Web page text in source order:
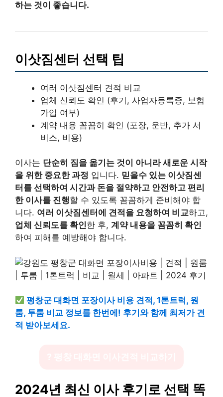
하는 것이 좋습니다.
이삿짐센터 선택 팁
여러 이삿짐센터 견적 비교
업체 신뢰도 확인 (후기, 사업자등록증, 보험
가입 여부)
계약 내용 꼼꼼히 확인 (포장, 운반, 추가 서
비스, 비용)
이사는 단순히 짐을 옮기는 것이 아니라 새로운 시작
을 위한 중요한 과정 입니다. 믿을수 있는 이삿짐센
터를 선택하여 시간과 돈을 절약하고 안전하고 편리
한 이사를 진행할 수 있도록 꼼꼼하게 준비해야 합
니다. 여러 이삿짐센터에 견적을 요청하여 비교하고,
업체 신뢰도를 확인한 후, 계약 내용을 꼼꼼히 확인
하여 피해를 예방해야 합니다.
평창군 대화면 포장이사 비용 견적, 1톤트럭, 원
룸, 투룸 비교 정보를 한번에! 후기와 함께 최저가 견
적 받아보세요.
2024년 최신 이사 후기로 선택 똑